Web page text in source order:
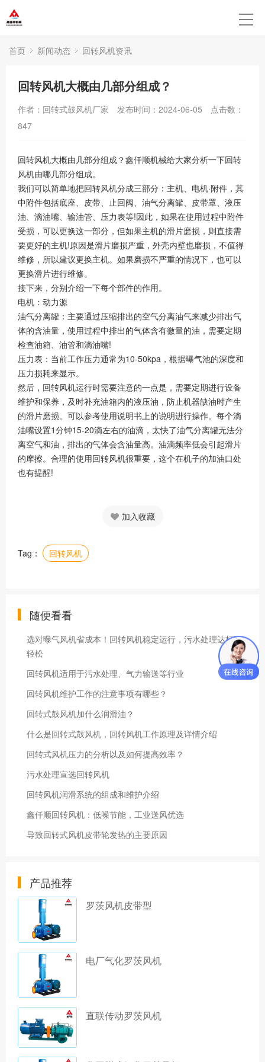
首页 新闻动态 回转风机资讯
回转风机大概由几部分组成？
作者：回转式鼓风机厂家 发布时间：2024-06-05
点击数：
847
回转风机大概由几部分组成？鑫仟顺机械给大家分析一下回转
风机由哪几部分组成。
我们可以简单地把回转风机分成三部分：主机、电机·附件，其
中附件包括底座、皮带、止回阀、油气分离罐、皮带罩、液压
油、滴油嘴、输油管、压力表等!因此，如果在使用过程中附件
受损，可以更换这一部分，但如果主机的滑片磨损，则直接需
要更好的主机!原因是滑片磨损严重，外壳内壁也磨损，不值得
维修，所以建议更换主机。如果磨损不严重的情况下，也可以
更换滑片进行维修。
接下来，分别介绍一下每个部件的作用。
电机：动力源
油气分离罐：主要通过压缩排出的空气分离油气来减少排出气
体的含油量，使用过程中排出的气体含有微量的油，需要定期
检查油箱、油管和滴油嘴!
压力表：当前工作压力通常为10-50kpa，根据曝气池的深度和
压力损耗来显示。
然后，回转风机运行时需要注意的一点是，需要定期进行设备
维护和保养，及时补充油箱内的液压油，防止机器缺油时产生
的滑片磨损。可以参考使用说明书上的说明进行操作。每个滴
油嘴设置1分钟15-20滴左右的油滴，太快了油气分离罐无法分
离空气和油，排出的气体会含油量高。油滴频率低会引起滑片
的摩擦。合理的使用回转风机很重要，这个在机子的加油口处
也有提醒!
加入收藏
Tag： 回转风机
随便看看
选对曝气风机省成本！回转风机稳定运行，污水处理达标更
轻松
回转风机适用于污水处理、气力输送等行业
回转风机维护工作的注意事项有哪些？
回转式鼓风机加什么润滑油？
什么是回转式鼓风机，回转风机工作原理及详情介绍
回转式风机压力的分析以及如何提高效率？
污水处理宣选回转风机
回转风机润滑系统的组成和维护介绍
鑫仟顺回转风机：低噪节能，工业送风优选
导致回转式风机皮带轮发热的主要原因
产品推荐
罗茨风机皮带型
电厂气化罗茨风机
直联传动罗茨风机